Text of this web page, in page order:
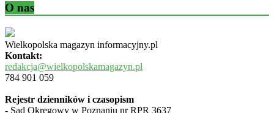
O nas
Wielkopolska magazyn informacyjny.pl
Kontakt:
redakcja@wielkopolskamagazyn.pl
784 901 059
Rejestr dzienników i czasopism
- Sąd Okręgowy w Poznaniu nr RPR 3637